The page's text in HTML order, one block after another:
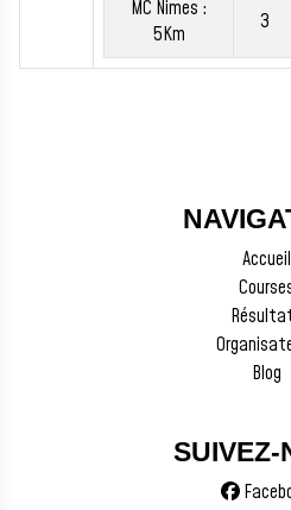
MC Nimes :
5Km
3
Accueil
Blog
SUIVEZ-